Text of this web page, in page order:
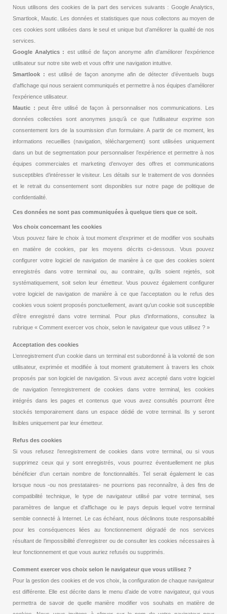
Nous utilisons des cookies de la part des services suivants : Google Analytics,
Smartlook, Mautic. Les données et statistiques que nous collectons au moyen de
ces cookies sont utilisées dans le seul et unique but d’améliorer la qualité de nos
services.
Google Analytics : est utilisé de façon anonyme afin d’améliorer l’expérience
utilisateur sur notre site web et vous offrir une navigation intuitive.
Smartlook : est utilisé de façon anonyme afin de détecter d’éventuels bugs
d’affichage qui nous seraient communiqués et permettre à nos équipes d’améliorer
l’expérience utilisateur.
Mautic : peut être utilisé de façon à personnaliser nos communications. Les
données collectées sont anonymes jusqu’à ce que l’utilisateur exprime son
consentement lors de la soumission d’un formulaire. A partir de ce moment, les
informations recueillies (navigation, téléchargement) sont utilisées uniquement
dans un but de segmentation pour personnaliser l’expérience et permettre à nos
équipes commerciales et marketing d’envoyer des offres et communications
susceptibles d’intéresser le visiteur. Les détails sur le traitement de vos données
et le retrait du consentement sont disponibles sur notre page de politique de
confidentialité.
Ces données ne sont pas communiquées à quelque tiers que ce soit.
Vos choix concernant les cookies
Vous pouvez faire le choix à tout moment d’exprimer et de modifier vos souhaits
en matière de cookies, par les moyens décrits ci-dessous. Vous pouvez
configurer votre logiciel de navigation de manière à ce que des cookies soient
enregistrés dans votre terminal ou, au contraire, qu’ils soient rejetés, soit
systématiquement, soit selon leur émetteur. Vous pouvez également configurer
votre logiciel de navigation de manière à ce que l’acceptation ou le refus des
cookies vous soient proposés ponctuellement, avant qu’un cookie soit susceptible
d’être enregistré dans votre terminal. Pour plus d’informations, consultez la
rubrique « Comment exercer vos choix, selon le navigateur que vous utilisez ? »
Acceptation des cookies
L’enregistrement d’un cookie dans un terminal est subordonné à la volonté de son
utilisateur, exprimée et modifiée à tout moment gratuitement à travers les choix
proposés par son logiciel de navigation. Si vous avez accepté dans votre logiciel
de navigation l’enregistrement de cookies dans votre terminal, les cookies
intégrés dans les pages et contenus que vous avez consultés pourront être
stockés temporairement dans un espace dédié de votre terminal. Ils y seront
lisibles uniquement par leur émetteur.
Refus des cookies
Si vous refusez l’enregistrement de cookies dans votre terminal, ou si vous
supprimez ceux qui y sont enregistrés, vous pourrez éventuellement ne plus
bénéficier d’un certain nombre de fonctionnalités. Tel serait également le cas
lorsque nous -ou nos prestataires- ne pourrions pas reconnaître, à des fins de
compatibilité technique, le type de navigateur utilisé par votre terminal, ses
paramètres de langue et d’affichage ou le pays depuis lequel votre terminal
semble connecté à Internet. Le cas échéant, nous déclinons toute responsabilité
pour les conséquences liées au fonctionnement dégradé de nos services
résultant de l’impossibilité d’enregistrer ou de consulter les cookies nécessaires à
leur fonctionnement et que vous auriez refusés ou supprimés.
Comment exercer vos choix selon le navigateur que vous utilisez ?
Pour la gestion des cookies et de vos choix, la configuration de chaque navigateur
est différente. Elle est décrite dans le menu d’aide de votre navigateur, qui vous
permettra de savoir de quelle manière modifier vos souhaits en matière de